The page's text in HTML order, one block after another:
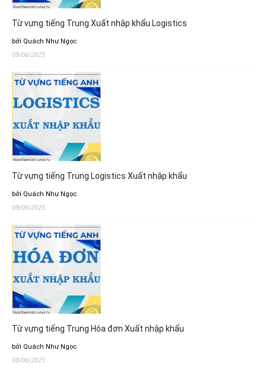
Từ vựng tiếng Trung Xuất nhập khẩu Logistics
bởi Quách Như Ngọc
09/06/2025
Từ vựng tiếng Trung Logistics Xuất nhập khẩu
bởi Quách Như Ngọc
09/06/2025
Từ vựng tiếng Trung Hóa đơn Xuất nhập khẩu
bởi Quách Như Ngọc
08/06/2025